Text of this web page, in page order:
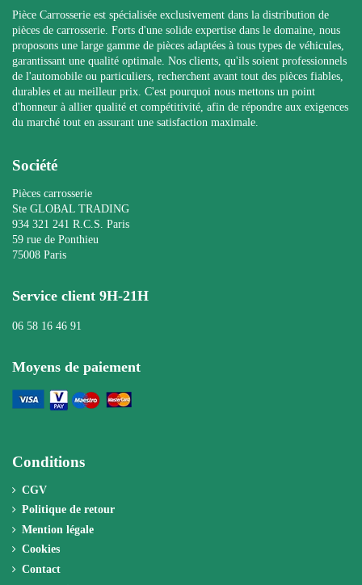
Pièce Carrosserie est spécialisée exclusivement dans la distribution de
pièces de carrosserie. Forts d'une solide expertise dans le domaine, nous
proposons une large gamme de pièces adaptées à tous types de véhicules,
garantissant une qualité optimale. Nos clients, qu'ils soient professionnels
de l'automobile ou particuliers, recherchent avant tout des pièces fiables,
durables et au meilleur prix. C'est pourquoi nous mettons un point
d'honneur à allier qualité et compétitivité, afin de répondre aux exigences
du marché tout en assurant une satisfaction maximale.
Société
Pièces carrosserie
Ste GLOBAL TRADING
934 321 241 R.C.S. Paris
59 rue de Ponthieu
75008 Paris
Service client 9H-21H
06 58 16 46 91
Moyens de paiement
Conditions
CGV
Politique de retour
Mention légale
Cookies
Contact